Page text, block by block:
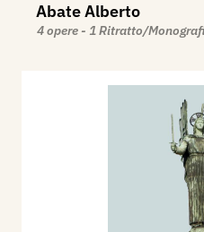
Abate Alberto
4 opere - 1 Ritratto/